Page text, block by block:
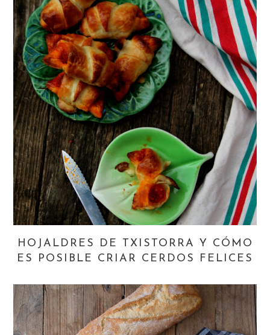
HOJALDRES DE TXISTORRA Y CÓMO
ES POSIBLE CRIAR CERDOS FELICES